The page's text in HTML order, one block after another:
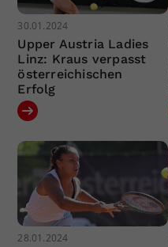
30.01.2024
Upper Austria Ladies
Linz: Kraus verpasst
österreichischen
Erfolg
28.01.2024